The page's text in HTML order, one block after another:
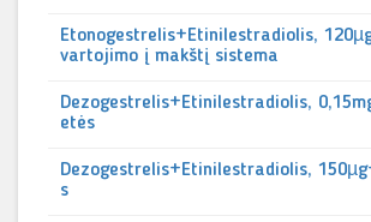
Etonogestrelis+Etinilestradiolis,
vartojimo į makštį sistema
Dezogestrelis+Etinilestradiolis,
etės
Dezogestrelis+Etinilestradiolis,
s